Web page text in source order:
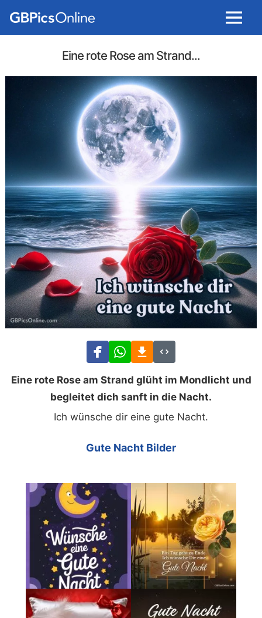
Menu
Eine rote Rose am Strand...
Eine rote Rose am Strand glüht im Mondlicht und
begleitet dich sanft in die Nacht.
Ich wünsche dir eine gute Nacht.
Gute Nacht Bilder